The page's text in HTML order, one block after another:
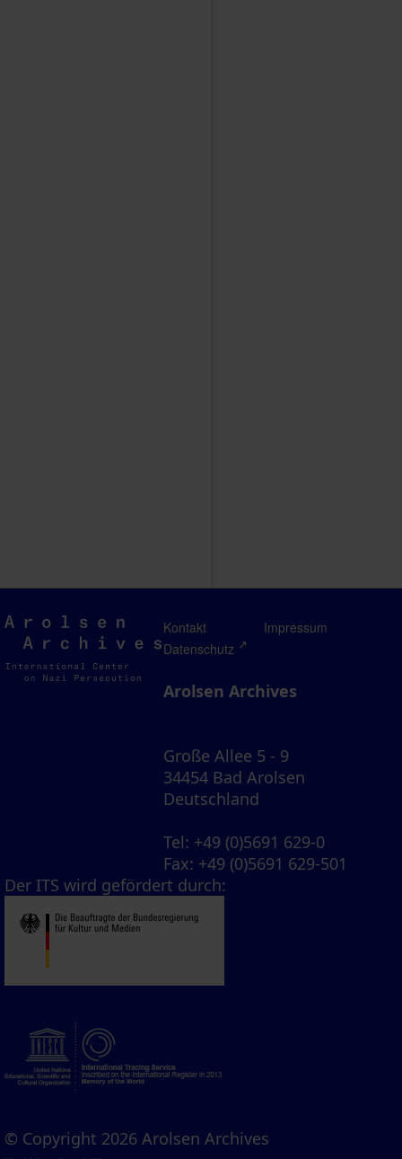
Arolsen
Archives
Kontakt
Impressum
Datenschutz
Arolsen Archives
Große Allee 5 - 9
34454 Bad Arolsen
Deutschland
Tel: +49 (0)5691 629-0
Fax: +49 (0)5691 629-501
Der ITS wird gefördert durch:
© Copyright 2026 Arolsen Archives